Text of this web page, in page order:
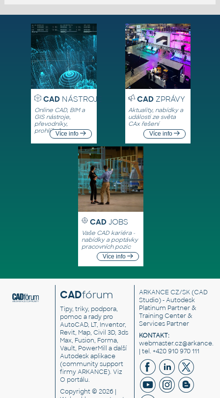
CADNÁSTROJE
Online CAD, BIM a
GIS nástroje,
převodníky,
prohlížečeVíce info
CADZPRÁVY
Aktuality, nabídky a
události ze světa
CAx řešení
Více info
CAD JOBS
Vaše CAD kariéra -
nabídky a poptávky
pracovních pozic
Více info
CADfórum
Tipy, triky, podpora,
pomoc a rady pro
AutoCAD, LT, Inventor,
Revit, Map, Civil 3D, 3ds
Max, Fusion, Forma,
Vault, PowerMill a další
Autodesk aplikace
(community support
firmy ARKANCE). Viz
O portálu.
Copyright © 2026 |
ARKANCE CZ/SK(CAD
Studio) - Autodesk
Platinum Partner &
Training Center &
Services Partner
KONTAKT:
| tel. +420 910 970 111